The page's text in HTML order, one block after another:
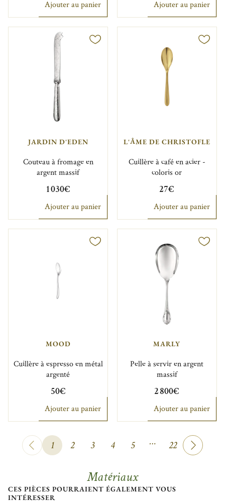
Ajouter au panier Ajouter au panier
JARDIN D'EDEN
Couteau à fromage en
argent massif
1 030€
Ajouter au panier
L'ÂME DE CHRISTOFLE
Cuillère à café en acier -
coloris or
27€
Ajouter au panier
MOOD
Cuillère à espresso en métal
argenté
50€
Ajouter au panier
MARLY
Pelle à servir en argent
massif
2 800€
Ajouter au panier
1 2 3 4 5 … 22
Matériaux
CES PIÈCES POURRAIENT ÉGALEMENT VOUS
INTÉRESSER